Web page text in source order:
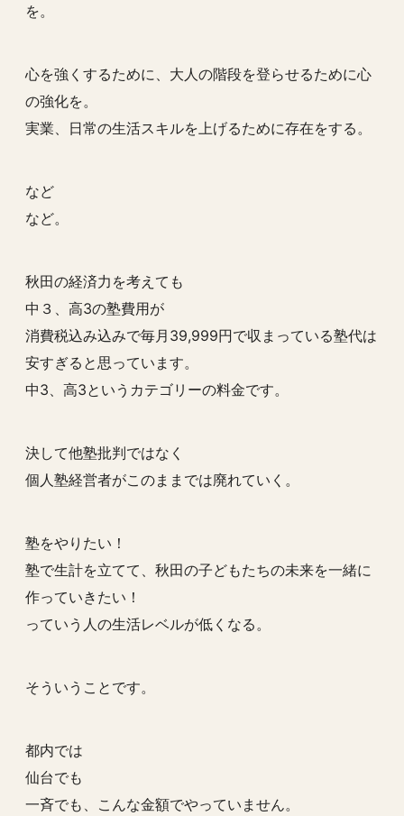
を。
心を強くするために、大人の階段を登らせるために心
の強化を。
実業、日常の生活スキルを上げるために存在をする。
など
など。
秋田の経済力を考えても
中３、高3の塾費用が
消費税込み込みで毎月39,999円で収まっている塾代は
安すぎると思っています。
中3、高3というカテゴリーの料金です。
決して他塾批判ではなく
個人塾経営者がこのままでは廃れていく。
塾をやりたい！
塾で生計を立てて、秋田の子どもたちの未来を一緒に
作っていきたい！
っていう人の生活レベルが低くなる。
そういうことです。
都内では
仙台でも
一斉でも、こんな金額でやっていません。